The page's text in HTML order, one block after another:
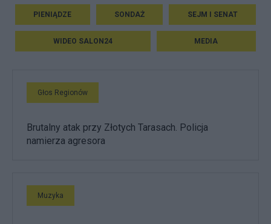
PIENIĄDZE SONDAŻ SEJM I SENAT
WIDEO SALON24 MEDIA
Głos Regionów
Brutalny atak przy Złotych Tarasach. Policja
namierza agresora
Muzyka